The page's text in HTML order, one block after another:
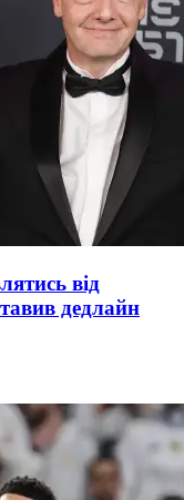
від
дедлайн